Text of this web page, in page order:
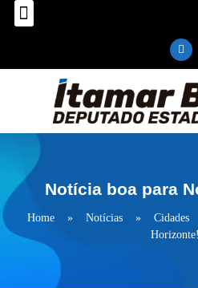
Notícia boa para
Home » Notícias » Cidades
Horizonte!